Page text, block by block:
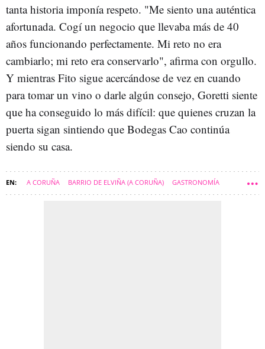
tanta historia imponía respeto. "Me siento una auténtica
afortunada. Cogí un negocio que llevaba más de 40
años funcionando perfectamente. Mi reto no era
cambiarlo; mi reto era conservarlo", afirma con orgullo.
Y mientras Fito sigue acercándose de vez en cuando
para tomar un vino o darle algún consejo, Goretti siente
que ha conseguido lo más difícil: que quienes cruzan la
puerta sigan sintiendo que Bodegas Cao continúa
siendo su casa.
A CORUÑA BARRIO DE ELVIÑA (A CORUÑA) GASTRONOMÍA